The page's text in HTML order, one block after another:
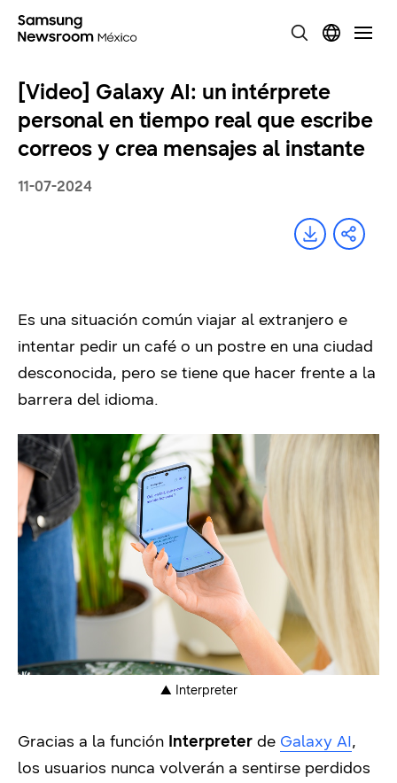
[Video] Galaxy AI: un intérprete
personal en tiempo real que escribe
correos y crea mensajes al instante
11-07-2024
Es una situación común viajar al extranjero e
intentar pedir un café o un postre en una ciudad
desconocida, pero se tiene que hacer frente a la
barrera del idioma.
▲ Interpreter
Gracias a la función Interpreter de Galaxy AI,
los usuarios nunca volverán a sentirse perdidos